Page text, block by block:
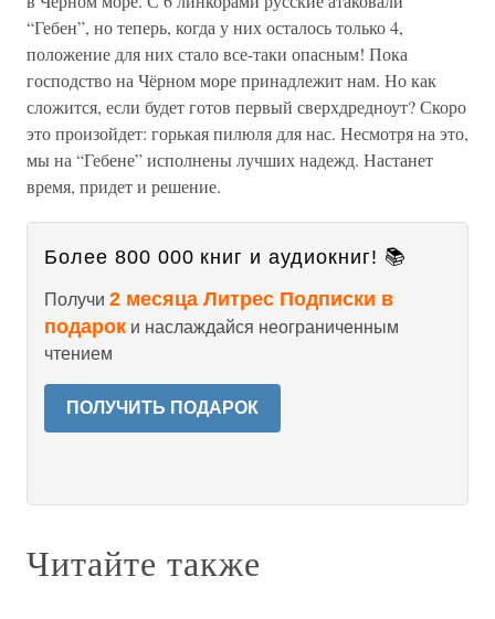
“Гебен”, но теперь, когда у них осталось только 4,
положение для них стало все-таки опасным! Пока
господство на Чёрном море принадлежит нам. Но как
сложится, если будет готов первый сверхдредноут? Скоро
это произойдет: горькая пилюля для нас. Несмотря на это,
мы на “Гебене” исполнены лучших надежд. Настанет
время, придет и решение.
Более 800 000 книг и аудиокниг! 📚
Получи 2 месяца Литрес Подписки в
подарок и наслаждайся неограниченным
чтением
ПОЛУЧИТЬ ПОДАРОК
Читайте также